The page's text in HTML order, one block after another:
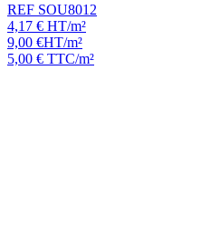
REF SOU8012
4,17 € HT/m²
9,00 €HT/m²
5,00 € TTC/m²